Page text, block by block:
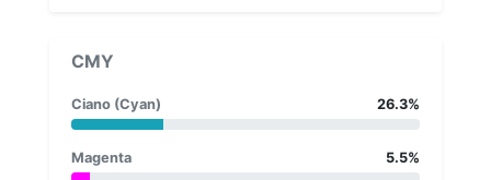
CMY
Ciano (Cyan) 26.3%
Magenta 5.5%